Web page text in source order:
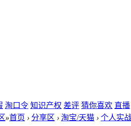
淘口令 知识产权 差评 猜你喜欢 直播
»首页 › 分享区 › 淘宝/天猫 › 个人实